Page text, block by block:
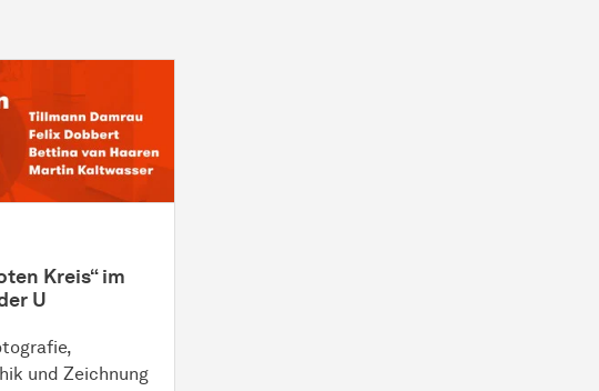
Kreis“ im
U
und Zeichnung